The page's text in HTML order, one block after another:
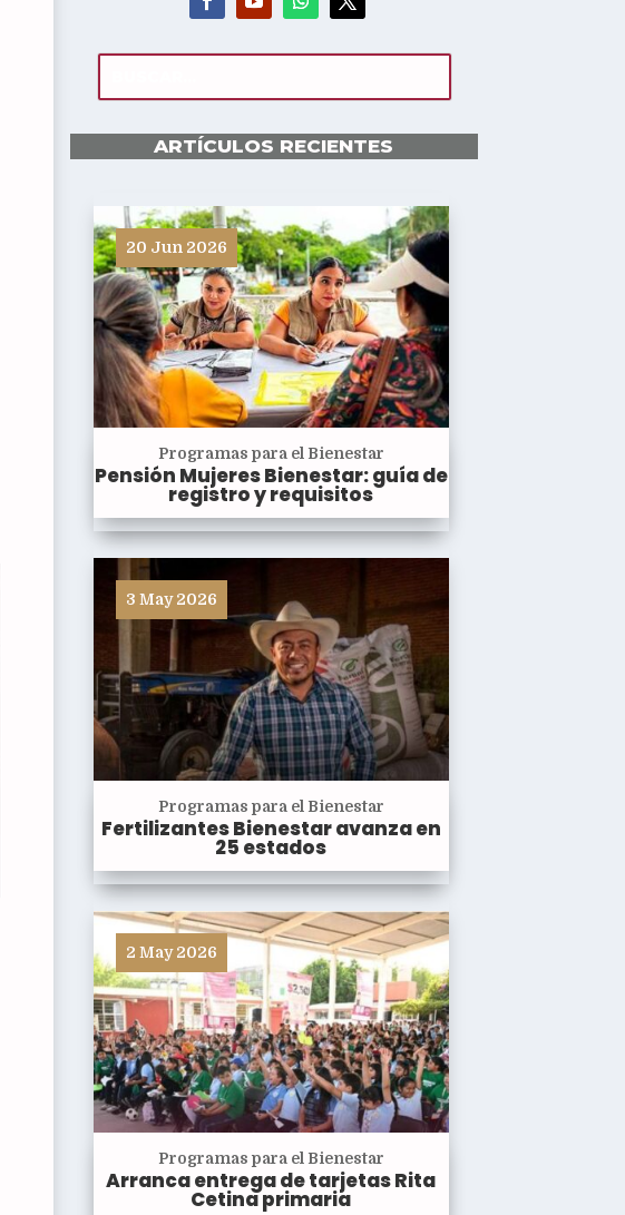
ARTÍCULOS RECIENTES
20 Jun 2026
Programas para el Bienestar
Pensión Mujeres Bienestar: guía de
registro y requisitos
3 May 2026
Programas para el Bienestar
Fertilizantes Bienestar avanza en
25 estados
2 May 2026
Programas para el Bienestar
Arranca entrega de tarjetas Rita
Cetina primaria